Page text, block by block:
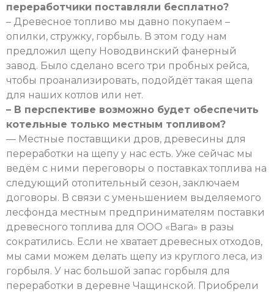
переработчики поставляли бесплатно?
– Древесное топливо мы давно покупаем –
опилки, стружку, горбыль. В этом году нам
предложил щепу Новодвинский фанерный
завод. Было сделано всего три пробных рейса,
чтобы проанализировать, подойдёт такая щепа
для наших котлов или нет.
– В перспективе возможно будет обеспечить
котельные только местным топливом?
— Местные поставщики дров, древесины для
переработки на щепу у нас есть. Уже сейчас мы
ведём с ними переговоры о поставках топлива на
следующий отопительный сезон, заключаем
договоры. В связи с уменьшением выделяемого
лесфонда местным предпринимателям поставки
древесного топлива для ООО «Вага» в разы
сократились. Если не хватает древесных отходов,
мы сами можем делать щепу из круглого леса, из
горбыля. У нас большой запас горбыля для
переработки в деревне Чащинской. Приобрели